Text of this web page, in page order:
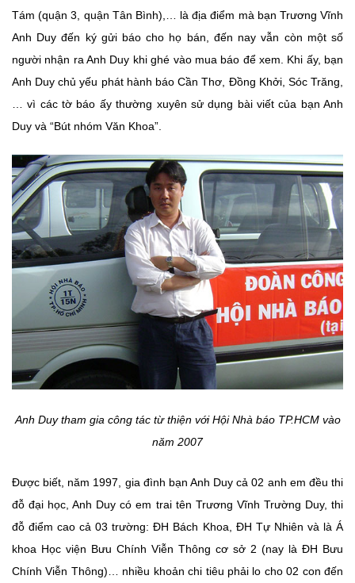
Tám (quận 3, quận Tân Bình),… là địa điểm mà bạn Trương Vĩnh
Anh Duy đến ký gửi báo cho họ bán, đến nay vẫn còn một số
người nhận ra Anh Duy khi ghé vào mua báo để xem. Khi ấy, bạn
Anh Duy chủ yếu phát hành báo Cần Thơ, Đồng Khởi, Sóc Trăng,
… vì các tờ báo ấy thường xuyên sử dụng bài viết của bạn Anh
Duy và “Bút nhóm Văn Khoa”.
Anh Duy tham gia công tác từ thiện với Hội Nhà báo TP.HCM vào
năm 2007
Được biết, năm 1997, gia đình bạn Anh Duy cả 02 anh em đều thi
đỗ đại học, Anh Duy có em trai tên Trương Vĩnh Trường Duy, thi
đỗ điểm cao cả 03 trường: ĐH Bách Khoa, ĐH Tự Nhiên và là Á
khoa Học viện Bưu Chính Viễn Thông cơ sở 2 (nay là ĐH Bưu
Chính Viễn Thông)… nhiều khoản chi tiêu phải lo cho 02 con đến